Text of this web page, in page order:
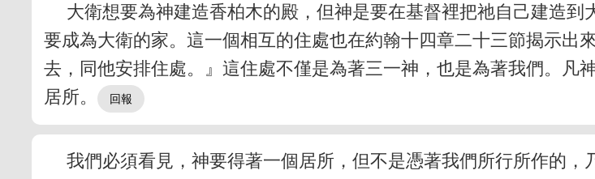
大衛想要為神建造香柏木的殿，但神是要在基督裡把祂自己建造
要成為大衛的家。這一個相互的住處也在約翰十四章二十三節揭示
去，同他安排住處。』這住處不僅是為著三一神，也是為著我們。凡
居所。
我們必須看見，神要得著一個居所，但不是憑著我們所行所作的